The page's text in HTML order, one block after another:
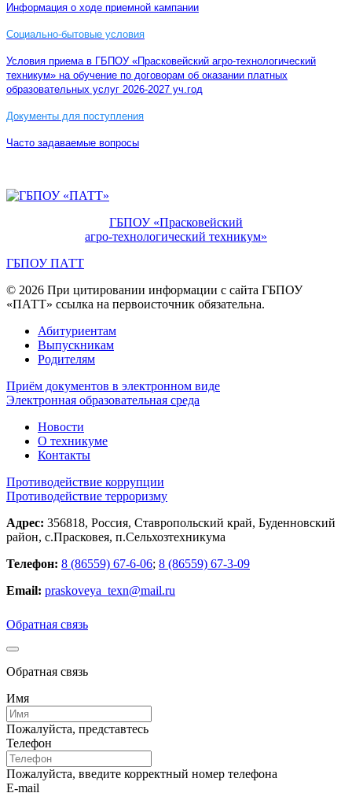
Информация о ходе приемной кампании
Социально-бытовые условия
Условия приема в ГБПОУ «Прасковейский агро-технологический
техникум» на обучение по договорам об оказании платных
образовательных услуг 2026-2027 уч.год
Документы для поступления
Часто задаваемые вопросы
ГБПОУ «Прасковейский
агро-технологический техникум»
ГБПОУ ПАТТ
© 2026 При цитировании информации с сайта ГБПОУ
«ПАТТ» ссылка на первоисточник обязательна.
Абитуриентам
Выпускникам
Родителям
Приём документов в электронном виде
Электронная образовательная среда
Новости
О техникуме
Контакты
Противодействие коррупции
Противодействие терроризму
Адрес: 356818, Россия, Ставропольский край, Буденновский
район, с.Прасковея, п.Сельхозтехникума
Телефон: 8 (86559) 67-6-06; 8 (86559) 67-3-09
Email: praskoveya_texn@mail.ru
Обратная связь
Обратная связь
Имя
Пожалуйста, представтесь
Телефон
Пожалуйста, введите корректный номер телефона
E-mail